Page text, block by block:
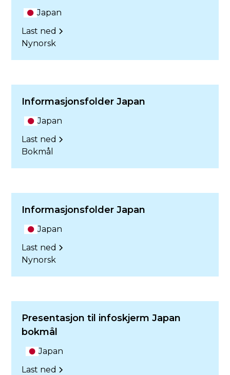
Japan
Last ned
Nynorsk
Informasjonsfolder Japan
Japan
Last ned
Bokmål
Informasjonsfolder Japan
Japan
Last ned
Nynorsk
Presentasjon til infoskjerm Japan
bokmål
Japan
Last ned